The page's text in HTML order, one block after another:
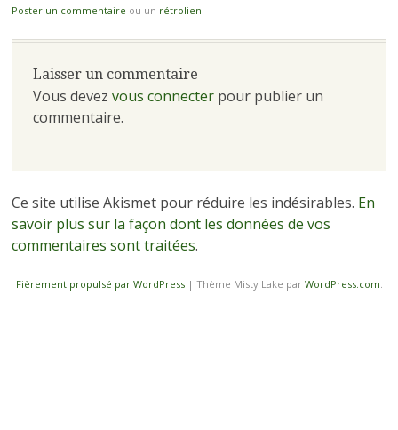
Poster un commentaire ou un rétrolien
Laisser un commentaire
Vous devez vous connecterpour publier un
commentaire.
Ce site utilise Akismet pour réduire les indésirables. En
savoir plus sur la façon dont les données de vos
commentaires sont traitées.
Fièrement propulsé par WordPress | Thème Misty Lake par WordPress.com